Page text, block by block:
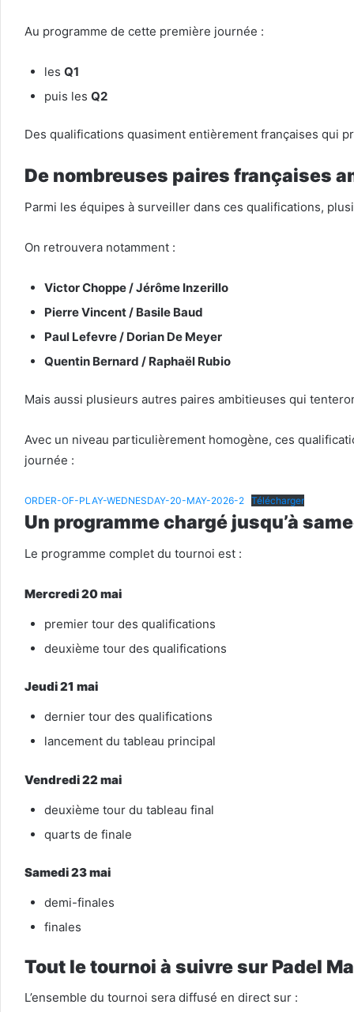
Au programme de cette première journée :
les Q1
puis les Q2
Des qualifications quasiment entièrement françaises qui
De nombreuses paires françaises
Parmi les équipes à surveiller dans ces qualifications,
On retrouvera notamment :
Victor Choppe / Jérôme Inzerillo
Pierre Vincent / Basile Baud
Paul Lefevre / Dorian De Meyer
Quentin Bernard / Raphaël Rubio
Mais aussi plusieurs autres paires ambitieuses qui
Avec un niveau particulièrement homogène, ces
journée :
ORDER-OF-PLAY-WEDNESDAY-20-MAY-2026-2 Télécharger
Un programme chargé jusqu’à
Le programme complet du tournoi est :
Mercredi 20 mai
premier tour des qualifications
deuxième tour des qualifications
Jeudi 21 mai
dernier tour des qualifications
lancement du tableau principal
Vendredi 22 mai
deuxième tour du tableau final
quarts de finale
Samedi 23 mai
demi-finales
finales
Tout le tournoi à suivre sur Padel
L’ensemble du tournoi sera diffusé en direct sur :